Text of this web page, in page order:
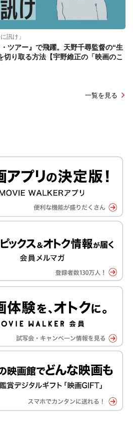
訊け」
ツアー』で飛躍。天野千尋監督の“生
切り取る方法【宇野維正の「映画のこ
一覧を見る